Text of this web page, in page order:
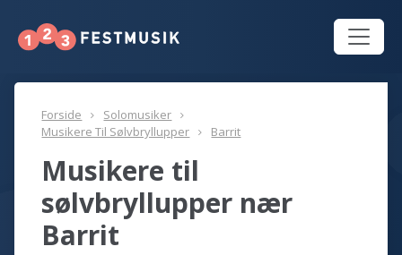
Forside
Solomusiker
Musikere Til Sølvbryllupper
Barrit
Musikere til
sølvbryllupper nær
Barrit